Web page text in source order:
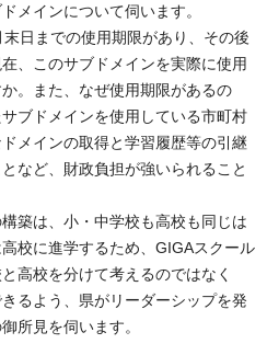
メインについて伺います。
日までの使用期限があり、その後
、このサブドメインを実際に使用
。また、なぜ使用期限があるの
ブドメインを使用している市町村
メインの取得と学習履歴等の引継
など、財政負担が強いられること
築は、小・中学校も高校も同じは
校に進学するため、GIGAスクール
高校を分けて考えるのではなく
るよう、県がリーダーシップを発
所見を伺います。